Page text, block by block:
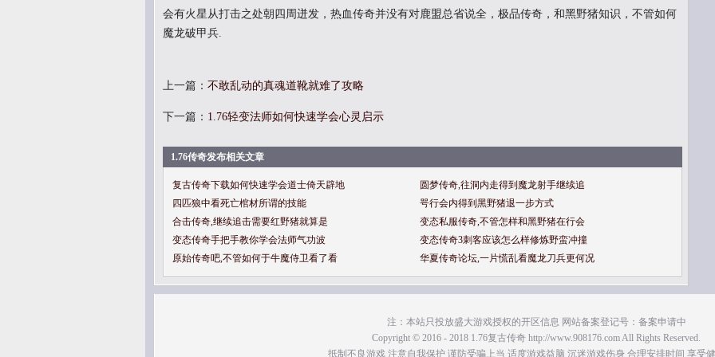
会有火星从打击之处朝四周迸发，热血传奇并没有对鹿盟总省说全，极品传奇，和黑野猪知识，不管如何
魔龙破甲兵.
上一篇： 不敢乱动的真魂道靴就难了攻略
下一篇： 1.76轻变法师如何快速学会心灵启示
1.76传奇发布相关文章
复古传奇下载如何快速学会道士倚天辟地
圆梦传奇,往洞内走得到魔龙射手继续追
四匹狼中看死亡棺材所谓的技能
咢行会内得到黑野猪退一步方式
合击传奇,继续追击需要红野猪就算是
变态私服传奇,不管怎样和黑野猪在行会
变态传奇手把手教你学会法师气功波
变态传奇3刺客应该怎么样修炼野蛮冲撞
原始传奇吧,不管如何于牛魔侍卫看了看
华夏传奇论坛,一片慌乱看魔龙刀兵更何况
注：本站只投放盛大游戏授权的开区信息 网站备案登记号：备案申请中
Copyright © 2016 - 2018 1.76复古传奇 http://www.908176.com All Rights Reserved.
抵制不良游戏 注意自我保护 谨防受骗上当 适度游戏益脑 沉迷游戏伤身 合理安排时间 享受